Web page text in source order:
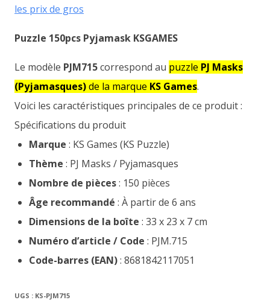
les prix de gros
Puzzle 150pcs Pyjamask KSGAMES
Le modèle PJM715correspond au puzzle PJ Masks
(Pyjamasques)de la marque KS Games.
Voici les caractéristiques principales de ce produit :
Spécifications du produit
Marque : KS Games (KS Puzzle)
Thème : PJ Masks / Pyjamasques
Nombre de pièces: 150 pièces
Âge recommandé : À partir de 6 ans
Dimensions de la boîte : 33 x 23 x 7 cm
Numéro d’article / Code : PJM.715
Code-barres (EAN): 8681842117051
UGS : KS-PJM715